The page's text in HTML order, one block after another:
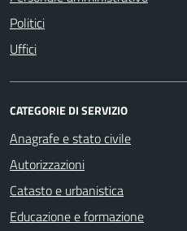
Politici
Uffici
CATEGORIE DI SERVIZIO
Anagrafe e stato civile
Autorizzazioni
Catasto e urbanistica
Educazione e formazione